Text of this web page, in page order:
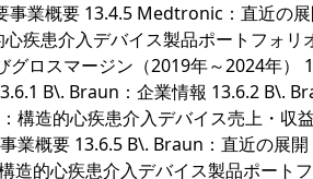
業概要 13.4.5 Medtronic：直近の
疾患介入デバイス製品ポートフォ
グロスマージン（2019年～2024年
B\. Braun：企業情報 13.6.2 B\.
構造的心疾患介入デバイス売上・収
業概要 13.6.5 B\. Braun：直近の展
造的心疾患介入デバイス製品ポート